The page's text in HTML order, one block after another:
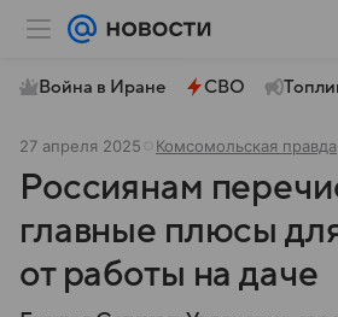
Война в Иране СВО
27 апреля 2025 Комсомольская правда
Россиянам
главные плюсы
от работы на даче